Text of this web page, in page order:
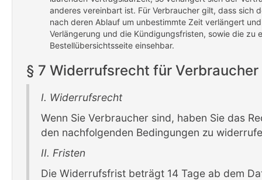
anderes vereinbart ist. Für Verbraucher gilt, dass sich
nach deren Ablauf um unbestimmte Zeit verlängert
Verlängerung und die Kündigungsfristen, sowie die
Bestellübersichtsseite einsehbar.
§ 7 Widerrufsrecht für Verbraucher
I. Widerrufsrecht
Wenn Sie Verbraucher sind, haben Sie das
den nachfolgenden Bedingungen zu
II. Fristen
Die Widerrufsfrist beträgt 14 Tage ab dem